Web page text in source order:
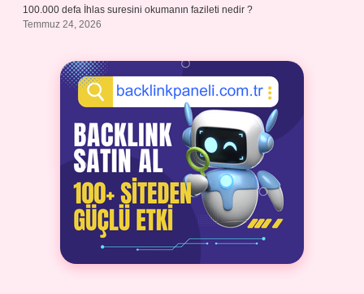
100.000 defa İhlas suresini okumanın fazileti nedir ?
Temmuz 24, 2026